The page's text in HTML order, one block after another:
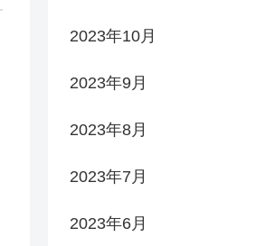
2023年10月
2023年9月
2023年8月
2023年7月
2023年6月